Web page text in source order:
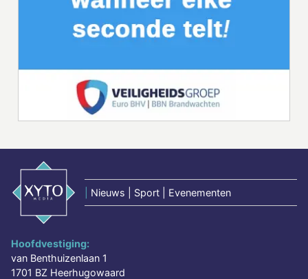
Nieuws | Sport | Evenementen
Hoofdvestiging:
van Benthuizenlaan 1
1701 BZ Heerhugowaard